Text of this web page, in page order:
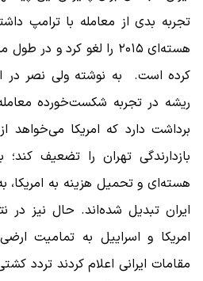
تجربه بدی از معامله با ترامپ
هسته‌ای ۲۰۱۵ را لغو کرد و
کرده است. به نوشته ولی نصر در
ریشه در تجربه شکست‌خورده
برداشت دارد که امریکا می‌خواهد
بازدارندگی تهران را تضعیف کند؛
هسته‌ای و تحمیل هزینه به
ایران تبدیل شده‌اند. حال نیز در
مقامات ایرانی اعلام کردند تردد